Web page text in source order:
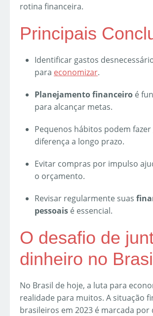
rotina financeira.
Principais
Identificar gastos
para economizar.
Planejamento financeiro é
para alcançar metas.
Pequenos hábitos podem
diferença a longo prazo.
Evitar compras por impulso
o orçamento.
Revisar regularmente suas
pessoais é essencial.
O desafio de
dinheiro no
No Brasil de hoje, a luta para
realidade para muitos. A situação
brasileiros em 2023 é marcada por